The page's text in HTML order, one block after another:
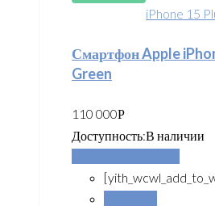
iPhone 15
Смартфон Apple
Green
110 000Р
Доступность:В наличии